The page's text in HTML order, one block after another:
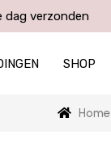
dag verzonden
SHOP
Home